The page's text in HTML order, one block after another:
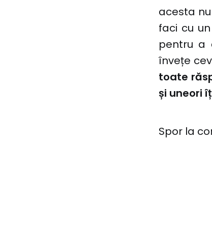
acesta
faci cu
pentru a
învețe
toate
și uneori
Spor la